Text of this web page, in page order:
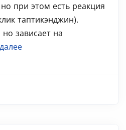
при этом есть реакция
таптикэнджин).
но зависает на